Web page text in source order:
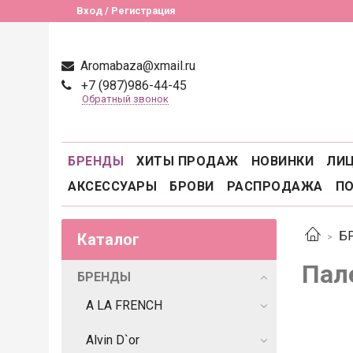
Вход / Регистрация
Aromabaza@xmail.ru
+7 (987)986-44-45
Обратный звонок
БРЕНДЫ ХИТЫ ПРОДАЖ НОВИНКИ
АКСЕССУАРЫ
БРОВИ РАСПРОДАЖА
Каталог
БРЕНДЫ
A LA FRENCH
Alvin D`or